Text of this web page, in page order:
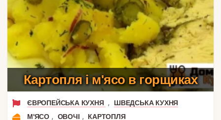
Картопля і м'ясо в горщиках
ЄВРОПЕЙСЬКА КУХНЯ ,
ШВЕДСЬКА КУХНЯ
М'ЯСО , ОВОЧІ , КАРТОПЛЯ